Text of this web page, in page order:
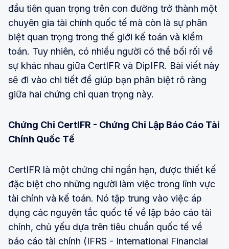
đầu tiên quan trọng trên con đường trở thành một
chuyên gia tài chính quốc tế mà còn là sự phân
biệt quan trọng trong thế giới kế toán và kiểm
toán. Tuy nhiên, có nhiều người có thể bối rối về
sự khác nhau giữa CertIFR và DipIFR. Bài viết này
sẽ đi vào chi tiết để giúp bạn phân biệt rõ ràng
giữa hai chứng chỉ quan trọng này.
Chứng Chỉ CertIFR - Chứng Chỉ Lập Báo Cáo Tài
Chính Quốc Tế
CertIFR là một chứng chỉ ngắn hạn, được thiết kế
đặc biệt cho những người làm việc trong lĩnh vực
tài chính và kế toán. Nó tập trung vào việc áp
dụng các nguyên tắc quốc tế về lập báo cáo tài
chính, chủ yếu dựa trên tiêu chuẩn quốc tế về
báo cáo tài chính (IFRS - International Financial